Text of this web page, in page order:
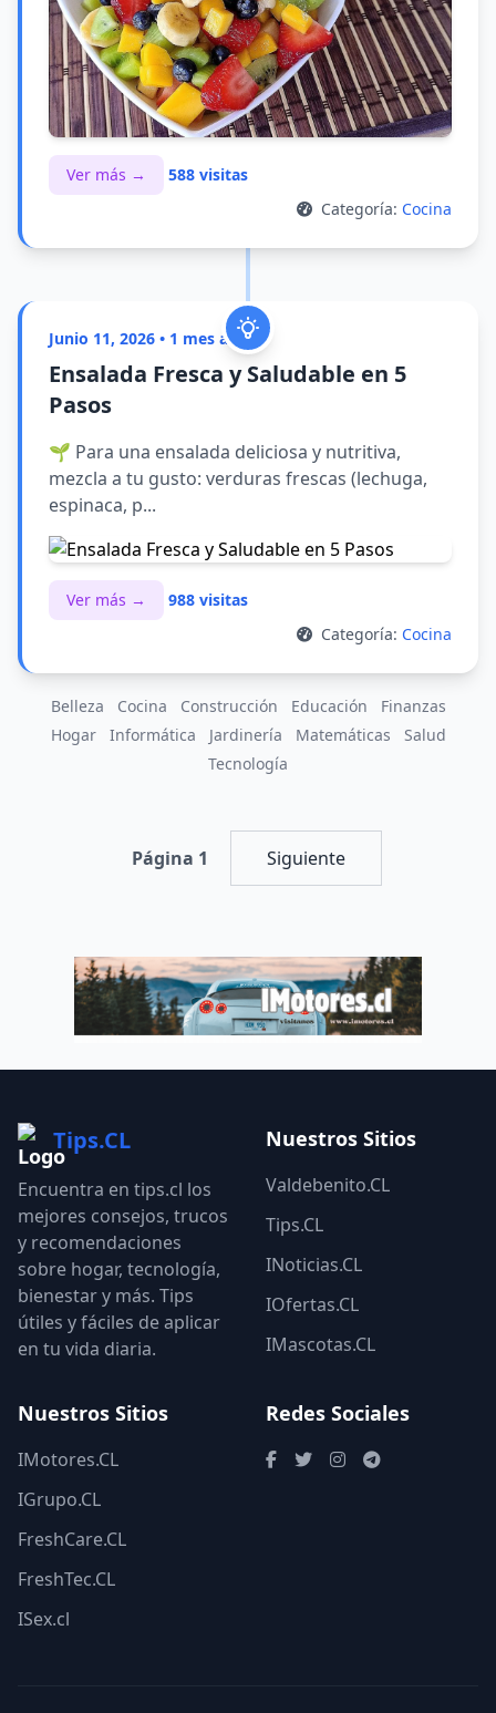
Ver más →
588 visitas
Categoría: Cocina
Junio 11, 2026 • 1 mes atrás
Ensalada Fresca y Saludable en 5
Pasos
🌱 Para una ensalada deliciosa y nutritiva,
mezcla a tu gusto: verduras frescas (lechuga,
espinaca, p...
Ver más →
988 visitas
Categoría: Cocina
Belleza Cocina Construcción Educación
Finanzas
Hogar
Informática Jardinería Matemáticas
Salud
Tecnología
Página 1 Siguiente
Tips.CL
Encuentra en tips.cl los
mejores consejos, trucos
y recomendaciones
sobre hogar, tecnología,
bienestar y más. Tips
útiles y fáciles de aplicar
en tu vida diaria.
Nuestros Sitios
Valdebenito.CL
Tips.CL
INoticias.CL
IOfertas.CL
IMascotas.CL
Nuestros Sitios
IMotores.CL
IGrupo.CL
FreshCare.CL
FreshTec.CL
ISex.cl
Redes Sociales